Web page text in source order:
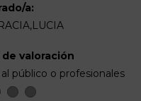
a:
valoración
público o profesionales